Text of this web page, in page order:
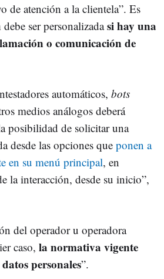
de atención a la clientela”. Es
ser personalizadasi hay una
o comunicación de
automáticos, bots
medios análogos deberá
posibilidad de solicitar una
desde las opciones que ponen a
en su menú principal, en
la interacción, desde su inicio”,
del operador u operadora
caso, la normativa vigente
personales”.